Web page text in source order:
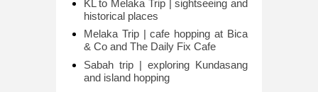
KL to Melaka Trip | sightseeing and
historical places
Melaka Trip | cafe hopping at Bica
& Co and The Daily Fix Cafe
Sabah trip | exploring Kundasang
and island hopping